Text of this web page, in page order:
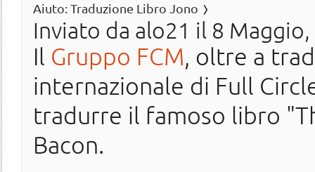
Aiuto: Traduzione Libro Jono
Inviato da alo21 il 8
Il Gruppo FCM, oltre a
internazionale di Full
tradurre il famoso libro
Bacon.